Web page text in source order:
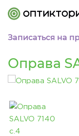
Записаться на
Оправа